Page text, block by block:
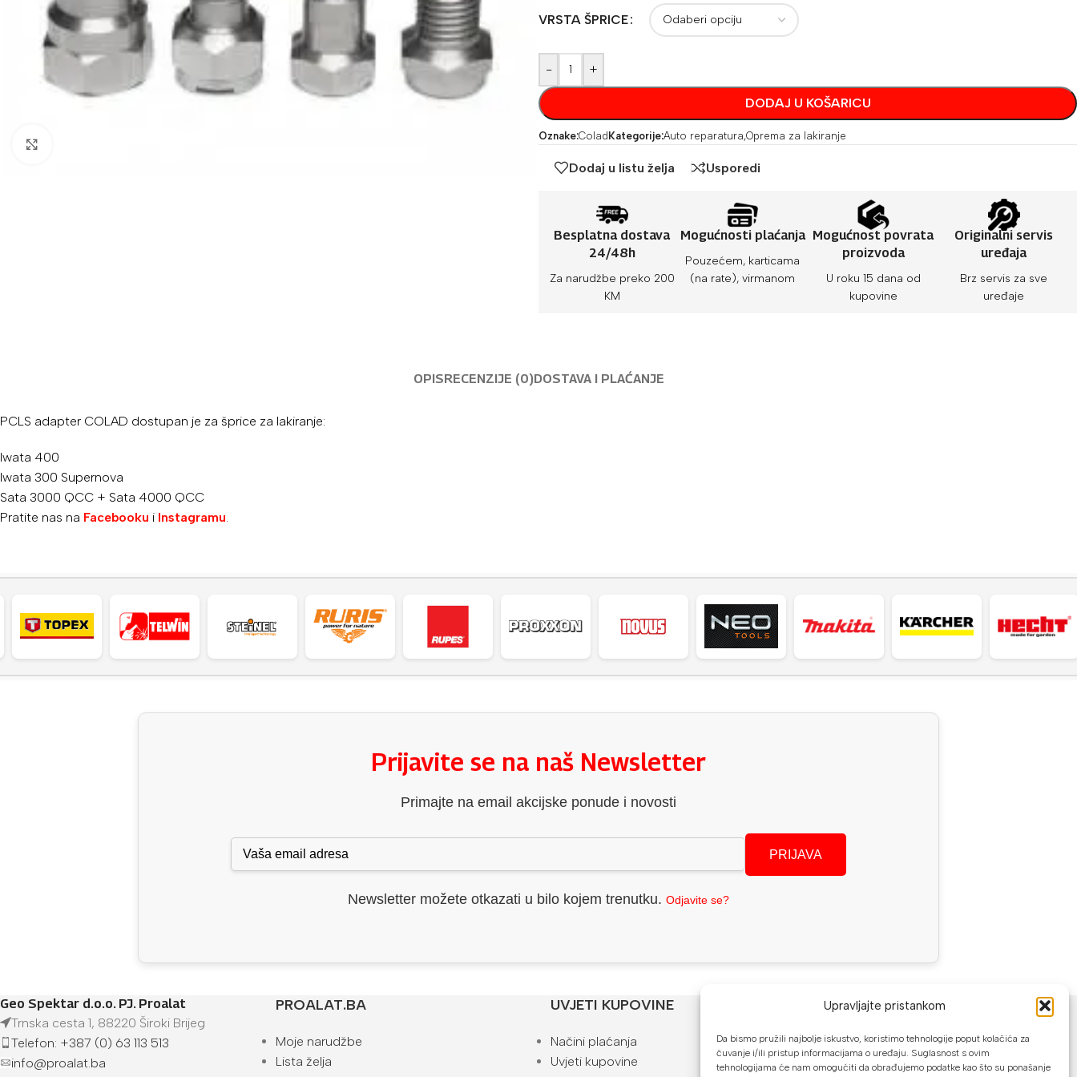
Upravljajte pristankom
Da bismo pružili najbolje iskustvo, koristimo tehnologije poput kolačića za
čuvanje i/ili pristup informacijama o uređaju. Suglasnost s ovim
tehnologijama će nam omogućiti da obrađujemo podatke kao što su ponašanje
VRSTA ŠPRICE
- +
DODAJ U KOŠARICU
Oznake:Colad Kategorije:Auto reparatura,Oprema za lakiranje
Dodaj u listu želja Usporedi
Besplatna dostava
24/48h
Za narudžbe preko 200
KM
Mogućnosti plaćanja
Pouzećem, karticama
(na rate), virmanom
Mogućnost povrata
proizvoda
U roku 15 dana od
kupovine
Originalni servis
uređaja
Brz servis za sve
uređaje
OPISRECENZIJE (0)DOSTAVA I PLAĆANJE
PCLS adapter COLAD dostupan je za šprice za lakiranje:
Iwata 400
Iwata 300 Supernova
Sata 3000 QCC + Sata 4000 QCC
Pratite nas na Facebooku i Instagramu.
Prijavite se na naš Newsletter
Primajte na email akcijske ponude i novosti
PRIJAVA
Newsletter možete otkazati u bilo kojem trenutku. Odjavite se?
Geo Spektar d.o.o. PJ. Proalat
Trnska cesta 1, 88220 Široki Brijeg
Telefon: +387 (0) 63 113 513
info@proalat.ba
PROALAT.BA
Moje narudžbe
Lista želja
UVJETI KUPOVINE
Načini plaćanja
Uvjeti kupovine
NAČINI PLAĆANJA
U našoj web trgovini možete platiti: